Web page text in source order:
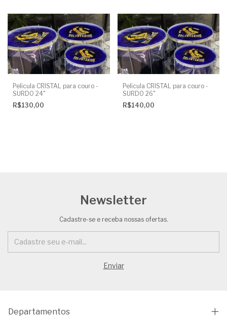
Pelicula CRISTAL para couro -
SURDO 24"
R$130,00
Pelicula CRISTAL para couro -
SURDO 26"
R$140,00
Newsletter
Cadastre-se e receba nossas ofertas.
Departamentos